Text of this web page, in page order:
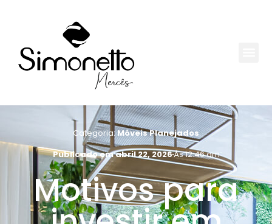
Categoria:Móveis Planejados
Publicado emabril 22, 2026Ás12:46 am
Motivos para